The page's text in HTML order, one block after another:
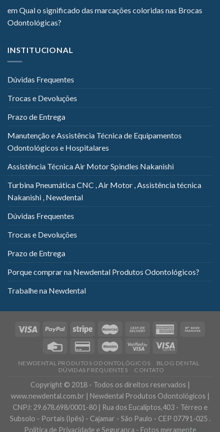
emQual o significado das marcações coloridas nas Brocas
Odontológicas?
INSTITUCIONAL
Dúvidas Frequentes
Trocas e Devoluções
Prazo de Entrega
Manutenção e Assistência Técnica de Equipamentos
Odontológicos e Hospitalares
Assistência Técnica Air Motor Spindles Nakanishi
Turbina Pneumática CNC , Air Motor , Assistência técnica
Nakanishi , Newdental
Dúvidas Frequentes
Trocas e Devoluções
Prazo de Entrega
Porque comprar na Newdental Produtos Odontológicos?
Trabalhe na Newdental
NEWDENTAL PRODUTOS ODONTOLÓGICOS
BLOG DENTAL
DÚVIDAS FREQUENTES
CONTATO
Copyright © 2018 - Todos os direitos reservados |
www.newdental.com.br | Newdental Produtos Odontológicos |
CNPJ: 29.678.698/0001-80 | Rua dos Eucaliptos,403 - Térreo e
Subsolo - Portais (Ipês) - Cajamar - São Paulo - CEP 07791-025 .
Política de Privacidade e Segurança - Fotos meramente